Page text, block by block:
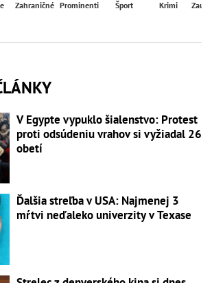
Zahraničné Prominenti Šport Krimi
V Egypte vypuklo šialenstvo: Protest
proti odsúdeniu vrahov si vyžiadal 26
obetí
Ďalšia streľba v USA: Najmenej 3
mŕtvi neďaleko univerzity v Texase